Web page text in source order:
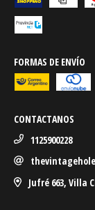
FORMAS DE ENVÍO
CONTACTANOS
1125900228
Jufré 663, Villa